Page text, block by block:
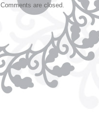
Comments are closed.